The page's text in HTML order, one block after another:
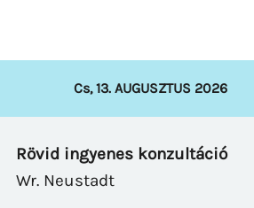
Cs,13. AUGUSZTUS2026
Rövid ingyenes konzultáció
Wr. Neustadt